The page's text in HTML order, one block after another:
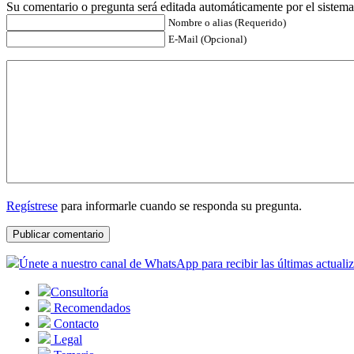
Su comentario o pregunta será editada automáticamente por el
Nombre o alias (Requerido)
E-Mail (Opcional)
Regístrese para informarle cuando se responda su pregunta.
Únete a nuestro canal de WhatsApp para recibir las últimas
Consultoría
Recomendados
Contacto
Legal